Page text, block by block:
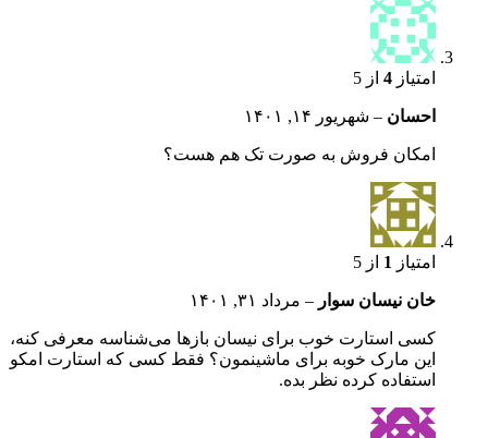
امتیاز 4 از 5
احسان – شهریور ۱۴, ۱۴۰۱
امکان فروش به صورت تک هم هست؟
امتیاز 1 از 5
خان نیسان سوار – مرداد ۳۱, ۱۴۰۱
کسی استارت خوب برای نیسان بازها می‌شناسه معرفی کنه،
این مارک خوبه برای ماشینمون؟ فقط کسی که استارت امکو
استفاده کرده نظر بده.